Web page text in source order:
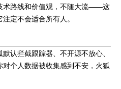
术路线和价值观，不随大流——这
定不会适合所有人。
认拦截跟踪器、不开源不放心、
个人数据被收集感到不安，火狐